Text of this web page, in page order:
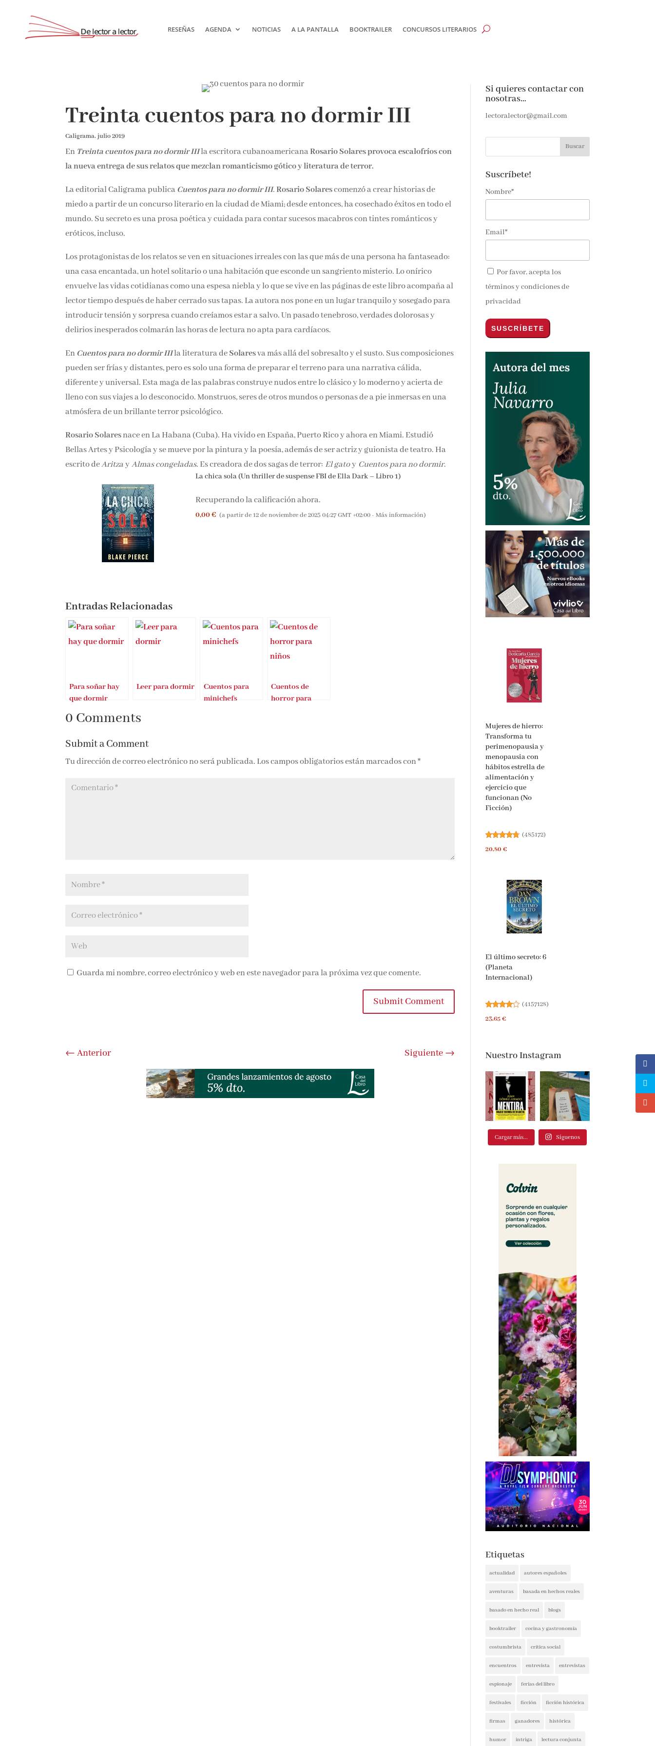
RESEÑAS AGENDA NOTICIAS A LA PANTALLA BOOKTRAILER CONCURSOS LITERARIOS
Treinta cuentos para no dormir III
Caligrama, julio 2019
En Treinta cuentos para no dormir IIIla escritora cubanoamericanaRosario Solares provoca escalofríos
con la nueva entrega de sus relatos que mezclan romanticismo gótico y literatura de terror.
La editorial Caligrama publicaCuentos para no dormir III.Rosario Solarescomenzó a crear historias de
miedo a partir de un concurso literario en la ciudad de Miami; desde entonces, ha cosechado éxitos en todo
el mundo. Su secreto es una prosa poética y cuidada para contar sucesos macabros con tintes románticos y
eróticos, incluso.
Los protagonistas de los relatos se ven en situaciones irreales con las que más de una persona ha fantaseado:
una casa encantada, un hotel solitario o una habitación que esconde un sangriento misterio. Lo onírico
envuelve las vidas cotidianas como una espesa niebla y lo que se vive en las páginas de este libro acompaña
al lector tiempo después de haber cerrado sus tapas. La autora nos pone en un lugar tranquilo y sosegado
para introducir tensión y sorpresa cuando creíamos estar a salvo. Un pasado tenebroso, verdades dolorosas
y delirios inesperados colmarán las horas de lectura no apta para cardíacos.
EnCuentos para no dormir IIIla literatura deSolaresva más allá del sobresalto y el susto. Sus
composiciones pueden ser frías y distantes, pero es solo una forma de preparar el terreno para una
narrativa cálida, diferente y universal. Esta maga de las palabras construye nudos entre lo clásico y lo
moderno y acierta de lleno con sus viajes a lo desconocido. Monstruos, seres de otros mundos o personas de
a pie inmersas en una atmósfera de un brillante terror psicológico.
Rosario Solaresnace en La Habana (Cuba). Ha vivido en España, Puerto Rico y ahora en Miami. Estudió
Bellas Artes y Psicología y se mueve por la pintura y la poesía, además de ser actriz y guionista de teatro. Ha
escrito deAritzayAlmas congeladas. Es creadora de dos sagas de terror: El gatoy Cuentos para no dormir.
La chica sola (Un thriller de suspense FBI de Ella Dark – Libro 1)
Recuperando la calificación ahora.
0,00 € (a partir de 12 de noviembre de 2025 04:27 GMT +02:00 -Más información)
Entradas Relacionadas
Para soñar hay
que dormir
Leer para dormir
Cuentos para
minichefs
Cuentos de
horror para
0 Comments
Submit a Comment
Tu dirección de correo electrónico no será publicada.Los campos obligatorios están marcados con*
Guarda mi nombre, correo electrónico y web en este navegador para la próxima vez que comente.
Submit Comment
← Anterior Siguiente→
Si quieres contactar con
nosotras…
lectoralector@gmail.com
Suscríbete!
Nombre*
Email*
Por favor, acepta los
términos y condiciones de
privacidad
Mujeres de hierro:
Transforma tu
perimenopausia y
menopausia con
hábitos estrella de
alimentación y
ejercicio que
funcionan (No
Ficción)
( 485172
El último secreto: 6
(Planeta
Internacional)
( 4157128)
23,65 €
Nuestro Instagram
Cargar más... Síguenos
Etiquetas
¡Suscríbete y No Te
Pierdas Nada!
la literatura y recibe las últimas noticias y
reseñas directamente en tu bandeja de
entrada.
Nombre*
Por favor, acepta lostérminos y
condiciones de privacidad